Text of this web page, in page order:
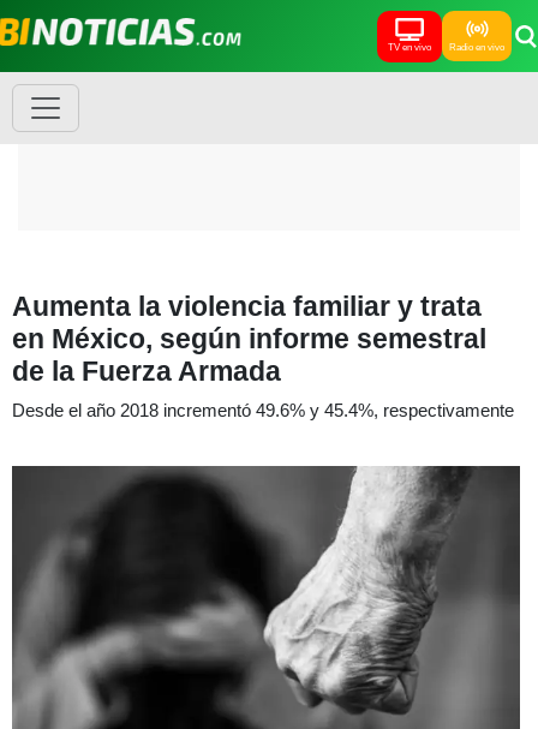
TV en vivo Radio en vivo
Aumenta la violencia familiar y trata
en México, según informe semestral
de la Fuerza Armada
Desde el año 2018 incrementó 49.6% y 45.4%, respectivamente